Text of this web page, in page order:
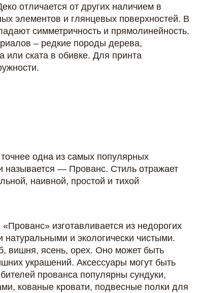
отличается от других наличием в
элементов и глянцевых поверхностей. В
симметричность и прямолинейность.
– редкие породы дерева,
или ската в обивке. Для принта
одна из самых популярных
называется — Прованс. Стиль отражает
наивной, простой и тихой
изготавливается из недорогих
и экологически чистыми.
вишня, ясень, орех. Оно может быть
украшений. Аксессуары могут быть
прованса популярны сундуки,
кованые кровати, подвесные полки для